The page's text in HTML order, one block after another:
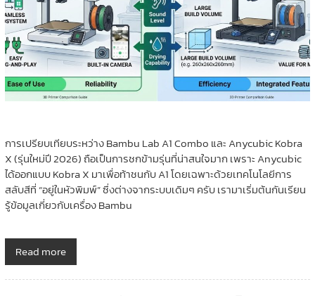
การเปรียบเทียบระหว่าง Bambu Lab A1 Combo และ Anycubic Kobra
X (รุ่นใหม่ปี 2026) ถือเป็นการชกข้ามรุ่นที่น่าสนใจมาก เพราะ Anycubic
ได้ออกแบบ Kobra X มาเพื่อท้าชนกับ A1 โดยเฉพาะด้วยเทคโนโลยีการ
สลับสีที่ “อยู่ในหัวพิมพ์” ซึ่งต่างจากระบบเดิมๆ ครับ เรามาเริ่มต้นกันเรียน
รู้ข้อมูลเกี่ยวกับเครื่อง Bambu
Read more